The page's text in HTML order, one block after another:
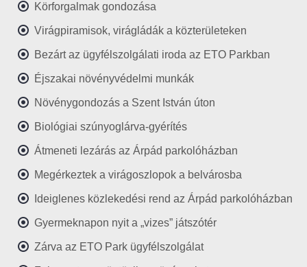
Körforgalmak gondozása
Virágpiramisok, virágládák a közterületeken
Bezárt az ügyfélszolgálati iroda az ETO Parkban
Éjszakai növényvédelmi munkák
Növénygondozás a Szent István úton
Biológiai szúnyoglárva-gyérítés
Átmeneti lezárás az Árpád parkolóházban
Megérkeztek a virágoszlopok a belvárosba
Ideiglenes közlekedési rend az Árpád parkolóházban
Gyermeknapon nyit a „vizes” játszótér
Zárva az ETO Park ügyfélszolgálat